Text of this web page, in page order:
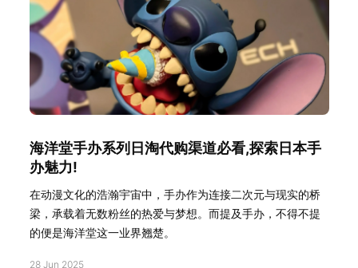
海洋堂手办系列日淘代购渠道必看,探索日本手
办魅力!
在动漫文化的浩瀚宇宙中，手办作为连接二次元与现实的桥
梁，承载着无数粉丝的热爱与梦想。而提及手办，不得不提
的便是海洋堂这一业界翘楚。
28 Jun 2025